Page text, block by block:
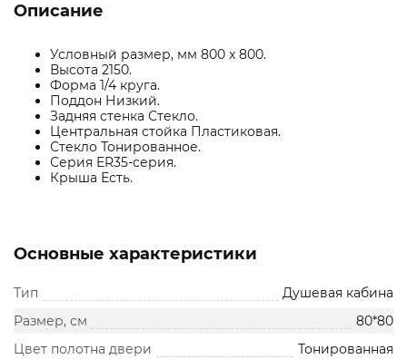
Описание
Условный размер, мм 800 x 800.
Высота 2150.
Форма 1/4 круга.
Поддон Низкий.
Задняя стенка Стекло.
Центральная стойка Пластиковая.
Стекло Тонированное.
Серия ER35-серия.
Крыша Есть.
Основные характеристики
Тип
Душевая кабина
Размер, см
80*80
Цвет полотна двери
Тонированная